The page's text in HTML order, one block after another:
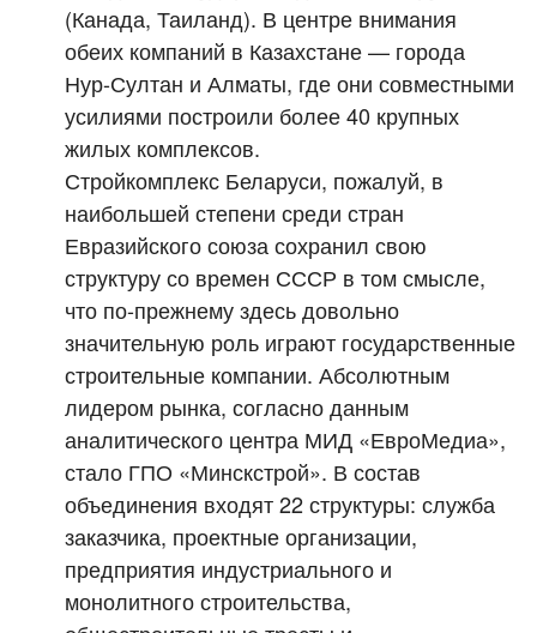
(Канада, Таиланд). В центре внимания
обеих компаний в Казахстане — города
Нур-Султан и Алматы, где они совместными
усилиями построили более 40 крупных
жилых комплексов.
Стройкомплекс Беларуси, пожалуй, в
наибольшей степени среди стран
Евразийского союза сохранил свою
структуру со времен СССР в том смысле,
что по-прежнему здесь довольно
значительную роль играют государственные
строительные компании. Абсолютным
лидером рынка, согласно данным
аналитического центра МИД «ЕвроМедиа»,
стало ГПО «Минскстрой». В состав
объединения входят 22 структуры: служба
заказчика, проектные организации,
предприятия индустриального и
монолитного строительства,